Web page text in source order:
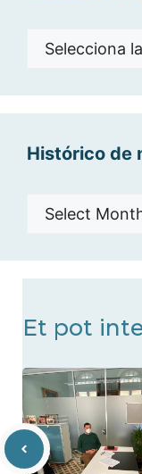
Noticias
Histórico de
Histórico
Et pot